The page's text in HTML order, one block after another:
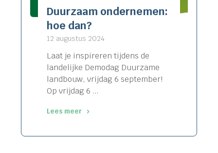
Duurzaam ondernemen:
hoe dan?
12 augustus 2024
Laat je inspireren tijdens de
landelijke Demodag Duurzame
landbouw, vrijdag 6 september!
Op vrijdag 6 …
Lees meer
ondernemen: